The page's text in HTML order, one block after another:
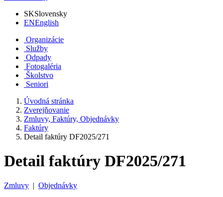
SKSlovensky
ENEnglish
Organizácie
Služby
Odpady
Fotogaléria
Školstvo
Seniori
Úvodná stránka
Zverejňovanie
Zmluvy, Faktúry, Objednávky
Faktúry
Detail faktúry DF2025/271
Detail faktúry DF2025/271
Zmluvy | Objednávky